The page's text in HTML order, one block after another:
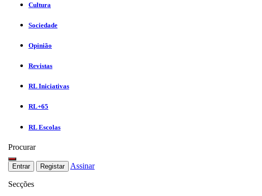
Cultura
Sociedade
Opinião
Revistas
RL Iniciativas
RL+65
RL Escolas
Procurar
Entrar Registar Assinar
Secções